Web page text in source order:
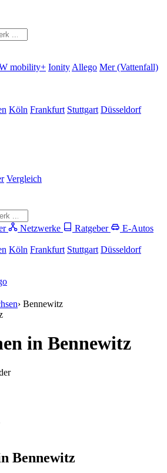
mobility+ Ionity Allego Mer (Vattenfall)
Köln Frankfurt Stuttgart Düsseldorf
Vergleich
Netzwerke Ratgeber
E-Autos
Köln Frankfurt Stuttgart Düsseldorf
› Bennewitz
in Bennewitz
Bennewitz